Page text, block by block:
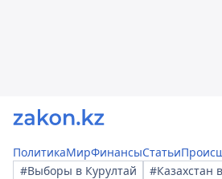
ПолитикаМирФинансыСтатьи
#Выборы в Курултай
#Казахстан